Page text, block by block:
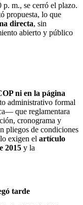
p. m., se cerró el plazo.
propuesta, lo que
directa, sin
abierto y público
ni en la página
administrativo formal
que reglamentara
cronograma y
pliegos de condiciones
exigen el artículo
2015 y la
tarde